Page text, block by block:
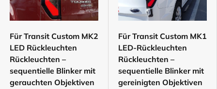
Für Transit Custom MK2
LED Rückleuchten
Rückleuchten –
sequentielle Blinker mit
gerauchten Objektiven
Für Transit Custom MK1
LED-Rückleuchten
Rückleuchten –
sequentielle Blinker mit
gereinigten Objektiven